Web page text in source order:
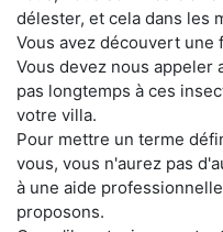
délester, et cela dans les
Vous avez découvert une
Vous devez nous appeler
pas longtemps à ces
votre villa.
Pour mettre un terme
vous, vous n'aurez pas
à une aide
proposons.